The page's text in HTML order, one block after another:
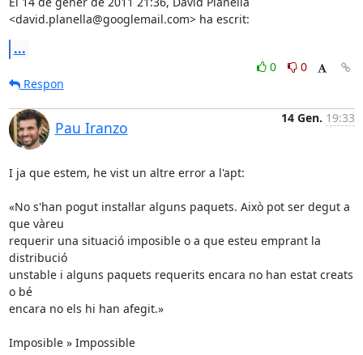
<david.planella@googlemail.com> ha escrit:
...
0
0
Respon
Pau Iranzo
14 Gen. 19:33
I ja que estem, he vist un altre error a l'apt:
«No s'han pogut instal·lar alguns paquets. Això pot ser degut a
que vàreu
requerir una situació imposible o a que esteu emprant la
distribució
unstable i alguns paquets requerits encara no han estat creats
o bé
encara no els hi han afegit.»
Imposible » Impossible